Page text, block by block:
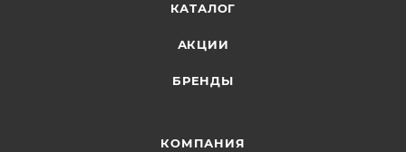
КАТАЛОГ
АКЦИИ
БРЕНДЫ
КОМПАНИЯ